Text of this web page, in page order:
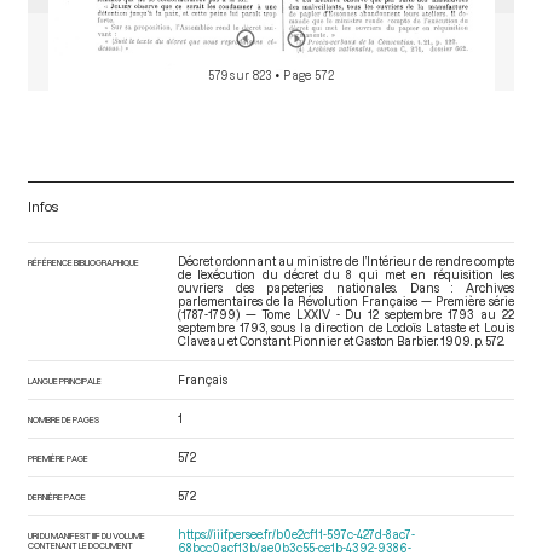
579 sur 823 • Page 572
Infos
RÉFÉRENCE BIBLIOGRAPHIQUE
Décret ordonnant au ministre de l’Intérieur de rendre compte
de l’exécution du décret du 8 qui met en réquisition les
ouvriers des papeteries nationales. Dans : Archives
parlementaires de la Révolution Française — Première série
(1787-1799) — Tome LXXIV - Du 12 septembre 1793 au 22
septembre 1793 , sous la direction de Lodoïs Lataste et Louis
Claveau et Constant Pionnier et Gaston Barbier. 1909. p. 572.
LANGUE PRINCIPALE Français
NOMBRE DE PAGES 1
PREMIÈRE PAGE 572
DERNIÈRE PAGE 572
URI DU MANIFEST IIIF DU VOLUME
CONTENANT LE DOCUMENT
https://iiif.persee.fr/b0e2cf11-597c-427d-8ac7-
68bcc0acf13b/ae0b3c55-ce1b-4392-9386-